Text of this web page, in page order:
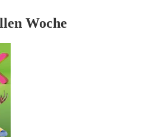
Woche